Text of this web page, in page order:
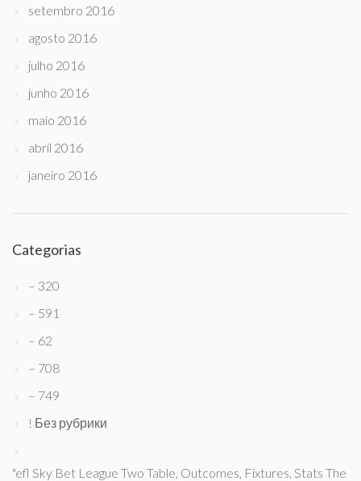
setembro 2016
agosto 2016
julho 2016
junho 2016
maio 2016
abril 2016
janeiro 2016
Categorias
– 320
– 591
– 62
– 708
– 749
! Без рубрики
"efl Sky Bet League Two Table, Outcomes, Fixtures, Stats The